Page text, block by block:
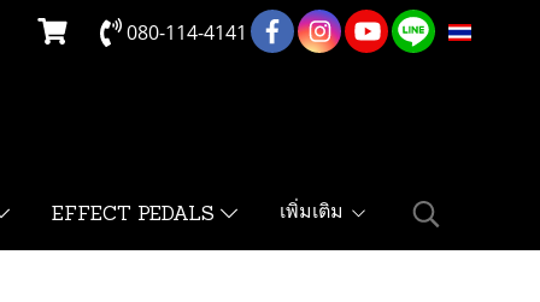
080-114-4141 TH
EFFECT PEDALS เพิ่มเติม